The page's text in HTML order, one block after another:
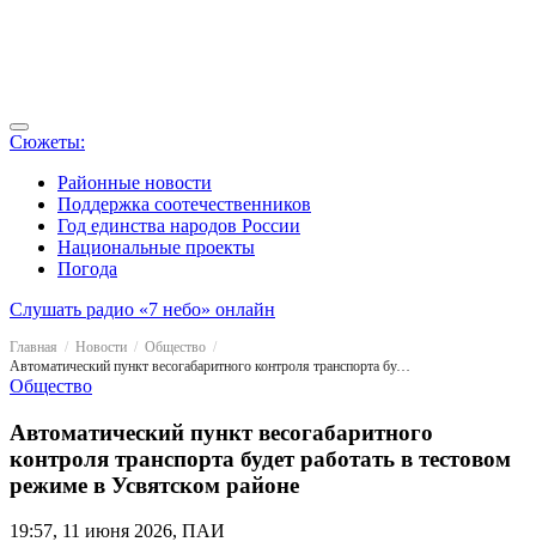
Сюжеты:
Районные новости
Поддержка соотечественников
Год единства народов России
Национальные проекты
Погода
Слушать радио «7 небо» онлайн
Главная Новости
Общество
Автоматический пункт весогабаритного контроля транспорта будет работать в тестовом режиме в Усвятском районе
Общество
Автоматический пункт весогабаритного
контроля транспорта будет работать в тестовом
режиме в Усвятском районе
19:57, 11 июня 2026, ПАИ